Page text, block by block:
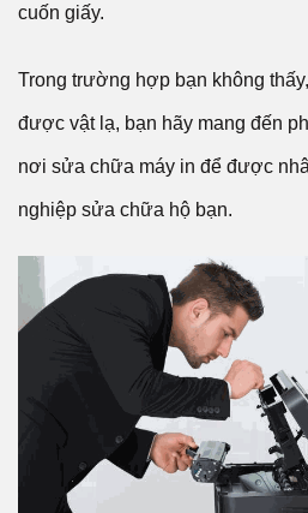
cuốn giấy.
Trong trường hợp bạn không
được vật lạ, bạn hãy mang đến
nơi sửa chữa máy in để được
nghiệp sửa chữa hộ bạn.